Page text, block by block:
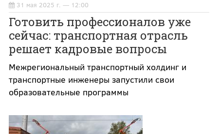
31 мая 2025 г. — 12:00
Готовить профессионалов уже
сейчас: транспортная отрасль
решает кадровые вопросы
Межрегиональный транспортный холдинг и
транспортные инженеры запустили свои
образовательные программы